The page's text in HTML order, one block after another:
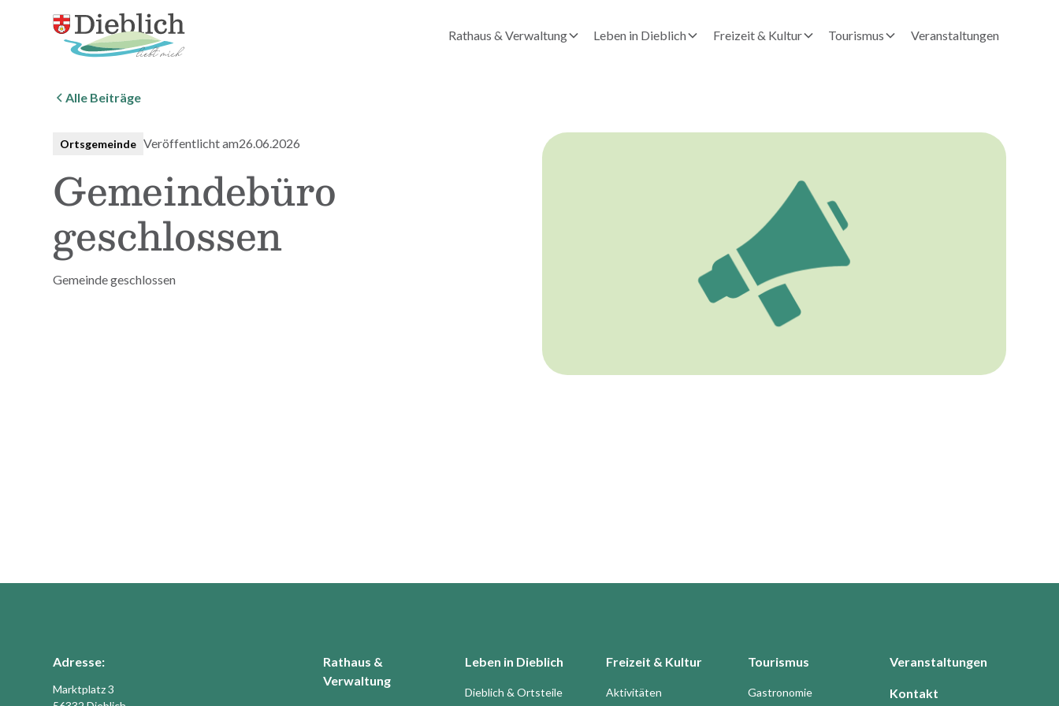
Rathaus & Verwaltung Leben in Dieblich Freizeit & Kultur Tourismus Veranstaltungen
Alle Beiträge
Ortsgemeinde Veröffentlicht am26.06.2026
Gemeindebüro
geschlossen
Gemeinde geschlossen
Adresse:
Marktplatz 3
Rathaus &
Verwaltung
Leben in Dieblich
Dieblich & Ortsteile
Freizeit & Kultur
Aktivitäten
Tourismus
Gastronomie
Veranstaltungen
Kontakt